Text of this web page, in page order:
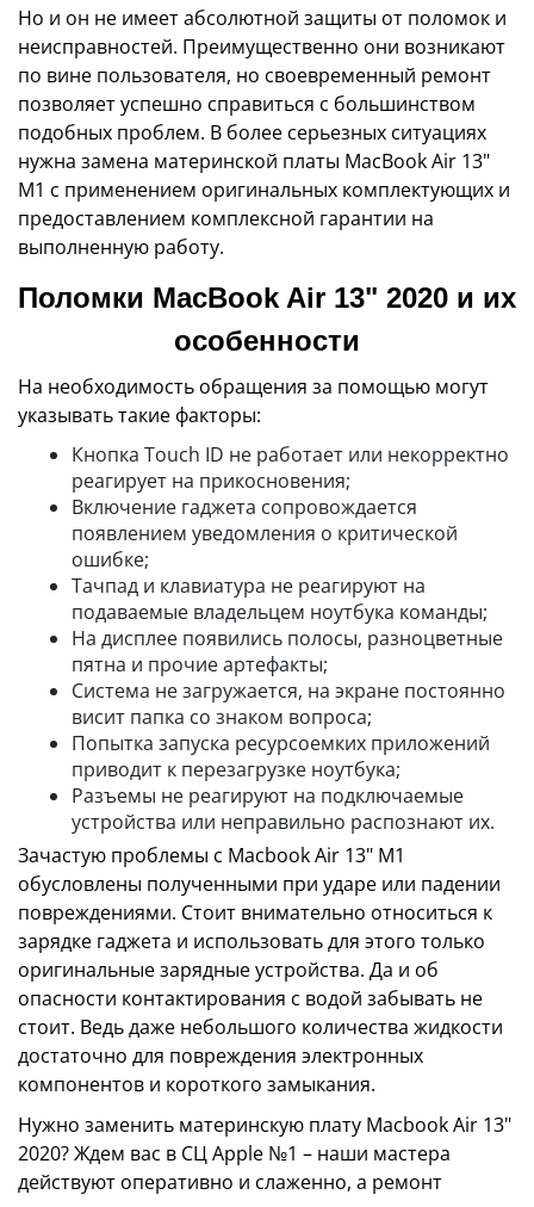
Но и он не имеет абсолютной защиты от поломок и
неисправностей. Преимущественно они возникают
по вине пользователя, но своевременный ремонт
позволяет успешно справиться с большинством
подобных проблем. В более серьезных ситуациях
нужна замена материнской платы MacBook Air 13"
M1 с применением оригинальных комплектующих и
предоставлением комплексной гарантии на
выполненную работу.
Поломки MacBook Air 13" 2020 и их
особенности
На необходимость обращения за помощью могут
указывать такие факторы:
Кнопка Touch ID не работает или некорректно
реагирует на прикосновения;
Включение гаджета сопровождается
появлением уведомления о критической
ошибке;
Тачпад и клавиатура не реагируют на
подаваемые владельцем ноутбука команды;
На дисплее появились полосы, разноцветные
пятна и прочие артефакты;
Система не загружается, на экране постоянно
висит папка со знаком вопроса;
Попытка запуска ресурсоемких приложений
приводит к перезагрузке ноутбука;
Разъемы не реагируют на подключаемые
устройства или неправильно распознают их.
Зачастую проблемы с Macbook Air 13" M1
обусловлены полученными при ударе или падении
повреждениями. Стоит внимательно относиться к
зарядке гаджета и использовать для этого только
оригинальные зарядные устройства. Да и об
опасности контактирования с водой забывать не
стоит. Ведь даже небольшого количества жидкости
достаточно для повреждения электронных
компонентов и короткого замыкания.
Нужно заменить материнскую плату Macbook Air 13"
2020? Ждем вас в СЦ Apple №1 – наши мастера
действуют оперативно и слаженно, а ремонт